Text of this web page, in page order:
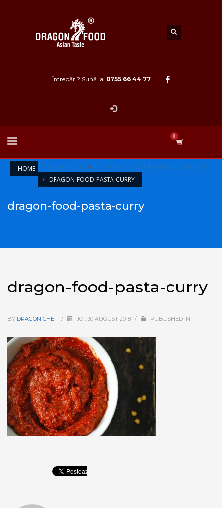
Întrebări? Sună la: 0755 66 44 77
HOME Dragon food » Ai incercat celebra pasta curry?
DRAGON-FOOD-PASTA-CURRY
dragon-food-pasta-curry
dragon-food-pasta-curry
BY DRAGON CHEF / JOI, 30 AUGUST 2018 / PUBLISHED IN